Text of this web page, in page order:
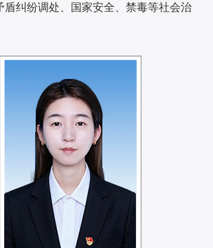
盾纠纷调处、国家安全、禁毒等社会治